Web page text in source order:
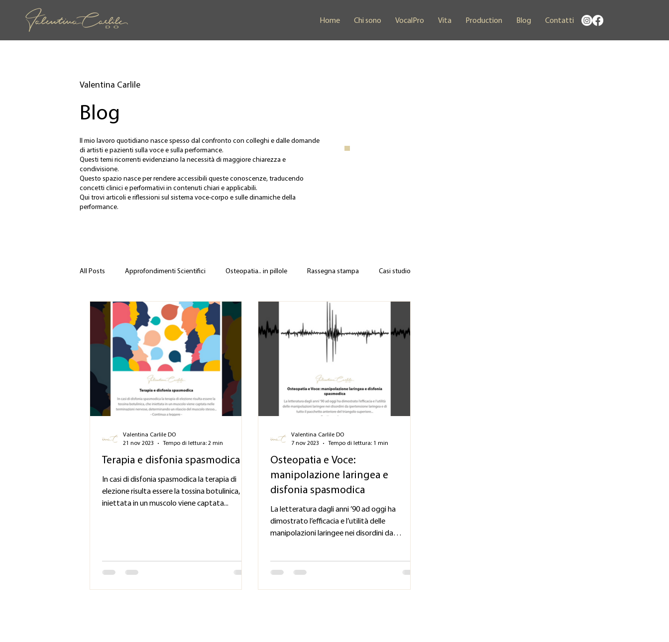
Home Chi sono VocalPro Vita Production Blog Contatti
Valentina Carlile
Blog
Il mio lavoro quotidiano nasce spesso dal confronto con colleghi e dalle domande
di artisti e pazienti sulla voce e sulla performance.
Questi temi ricorrenti evidenziano la necessità di maggiore chiarezza e
condivisione.
Questo spazio nasce per rendere accessibili queste conoscenze, traducendo
concetti clinici e performativi in contenuti chiari e applicabili.
Qui trovi articoli e riflessioni sul sistema voce-corpo e sulle dinamiche della
performance.
All Posts Approfondimenti Scientifici Osteopatia.. in pillole Rassegna stampa Casi studio
Terapia e disfonia spasmodica
In casi di disfonia spasmodica la terapia di
elezione risulta essere la tossina botulinica, che
iniettata in un muscolo viene captata...
Valentina Carlile DO
21 nov 2023
Tempo di lettura: 2 min
Osteopatia e Voce:
manipolazione laringea e
disfonia spasmodica
La letteratura dagli anni ’90 ad oggi ha
dimostrato l’efficacia e l’utilità delle
manipolazioni laringee nei disordini da
Valentina Carlile DO
7 nov 2023
Tempo di lettura: 1 min